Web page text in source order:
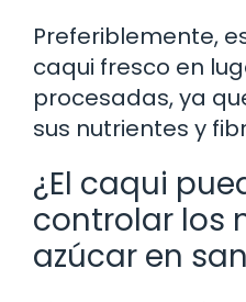
Preferiblemente,
caqui fresco en
procesadas, ya
sus nutrientes y
¿El caqui
controlar los
azúcar en